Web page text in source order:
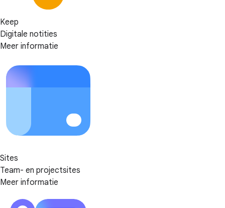
Keep
Digitale notities
Meer informatie
Sites
Team- en projectsites
Meer informatie